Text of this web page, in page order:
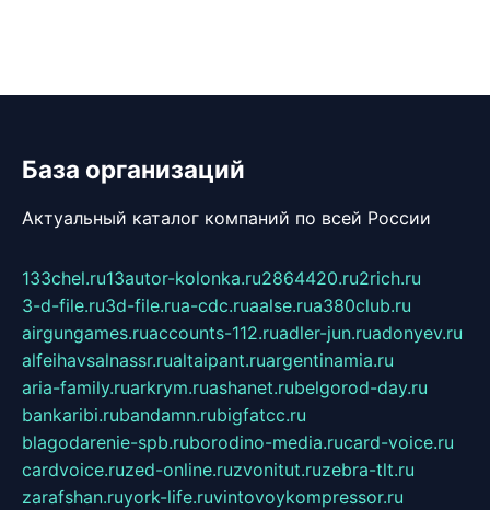
База организаций
Актуальный каталог компаний по всей России
133chel.ru13autor-kolonka.ru2864420.ru2rich.ru
3-d-file.ru3d-file.rua-cdc.ruaalse.rua380club.ru
airgungames.ruaccounts-112.ruadler-jun.ruadonyev.ru
alfeihavsalnassr.rualtaipant.ruargentinamia.ru
aria-family.ruarkrym.ruashanet.rubelgorod-day.ru
bankaribi.rubandamn.rubigfatcc.ru
blagodarenie-spb.ruborodino-media.rucard-voice.ru
cardvoice.ruzed-online.ruzvonitut.ruzebra-tlt.ru
zarafshan.ruyork-life.ruvintovoykompressor.ru